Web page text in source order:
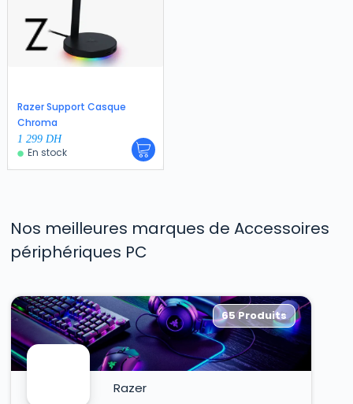
Razer Support Casque
Chroma
1 299 DH
En stock
Nos meilleures marques de Accessoires
périphériques PC
65 Produits
Razer